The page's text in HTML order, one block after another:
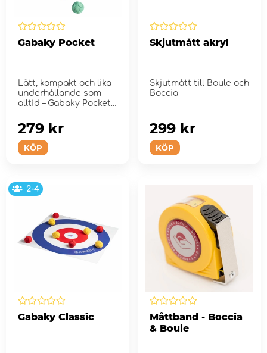
Gabaky Pocket
Lätt, kompakt och lika
underhållande som
alltid – Gabaky Pocket
KÖP
279 kr
Skjutmått akryl
Skjutmått till Boule och
Boccia
KÖP
299 kr
2-4
Gabaky Classic
Måttband - Boccia
& Boule